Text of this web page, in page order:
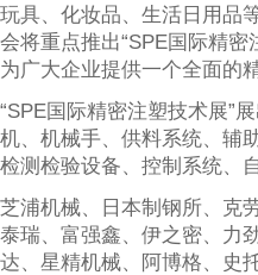
玩具、化妆品、生活日用品
会将重点推出“SPE国际精
为广大企业提供一个全面的
“SPE国际精密注塑技术展”
机、机械手、供料系统、辅
检测检验设备、控制系统、
芝浦机械、日本制钢所、克
泰瑞、富强鑫、伊之密、力
达、星精机械、阿博格、史